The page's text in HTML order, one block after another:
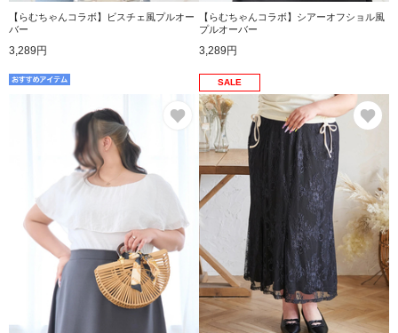
【らむちゃんコラボ】ビスチェ風プルオー
バー
3,289円
【らむちゃんコラボ】シアーオフショル風
プルオーバー
3,289円
お気に入り
SALE